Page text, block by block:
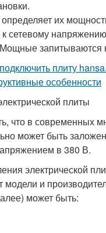
их
сетевому
запитываются
плиты
что в современных
может быть
в 380 В.
электрической
модели и
может быть: